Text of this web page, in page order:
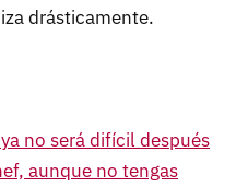
drásticamente.
no será difícil después
aunque no tengas